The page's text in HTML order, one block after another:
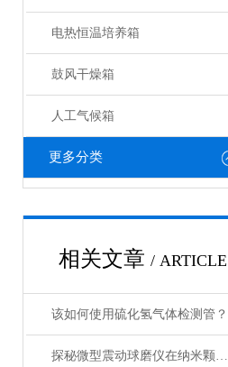
电热恒温培养箱
鼓风干燥箱
人工气候箱
更多分类
相关文章 / ARTICLE
该如何使用硫化氢气体检测管？
探秘微型震动球磨仪在纳米颗粒制备中的关键作用